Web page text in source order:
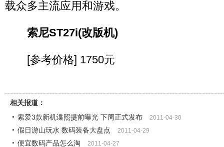
载众多主流应用和游戏。
索尼ST27i(改版机)
[参考价格] 1750元
相关报道：
索爱3款新机谍照提前曝光 下周正式发布
2011-04-30
假日游山玩水 数码装备大盘点 2011-04-29
便宜数码产品怎么淘 2011-04-27